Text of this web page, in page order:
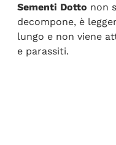
Sementi Dotto non
decompone, è
lungo e non viene
e parassiti.